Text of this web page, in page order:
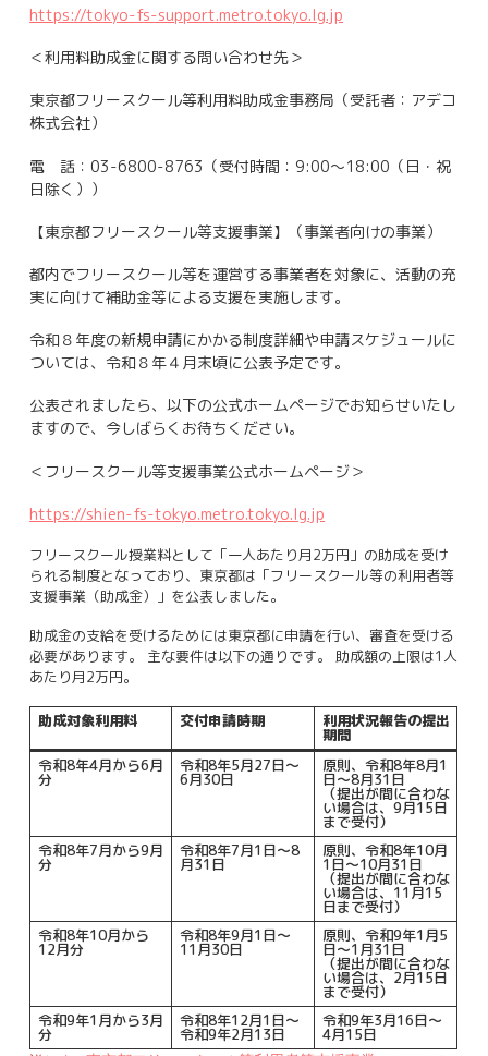
https://tokyo-fs-support.metro.tokyo.lg.jp
＜利用料助成金に関する問い合わせ先＞
東京都フリースクール等利用料助成金事務局（受託者：アデコ
株式会社）
電 話：03-6800-8763（受付時間：9:00～18:00（日・祝
日除く））
【東京都フリースクール等支援事業】（事業者向けの事業）
都内でフリースクール等を運営する事業者を対象に、活動の充
実に向けて補助金等による支援を実施します。
令和８年度の新規申請にかかる制度詳細や申請スケジュールに
ついては、令和８年４月末頃に公表予定です。
公表されましたら、以下の公式ホームページでお知らせいたし
ますので、今しばらくお待ちください。
＜フリースクール等支援事業公式ホームページ＞
https://shien-fs-tokyo.metro.tokyo.lg.jp
フリースクール授業料として「一人あたり月2万円」の助成を受け
られる制度となっており、東京都は「フリースクール等の利用者等
支援事業（助成金）」を公表しました。
助成金の支給を受けるためには東京都に申請を行い、審査を受ける
必要があります。
主な要件は以下の通りです。 助成額の上限は1人
あたり月2万円。
助成対象利用料 交付申請時期 利用状況報告の提出
期間
令和8年4月から6月
分
令和8年5月27日～
6月30日
原則、令和8年8月1
日～8月31日
（提出が間に合わな
い場合は、9月15日
まで受付）
令和8年7月から9月
分
令和8年7月1日～8
月31日
原則、令和8年10月
1日～10月31日
（提出が間に合わな
い場合は、11月15
日まで受付）
令和8年10月から
12月分
令和8年9月1日～
11月30日
原則、令和9年1月5
日～1月31日
（提出が間に合わな
い場合は、2月15日
まで受付）
令和9年1月から3月
分
令和8年12月1日～
令和9年2月13日
令和9年3月16日～
4月15日